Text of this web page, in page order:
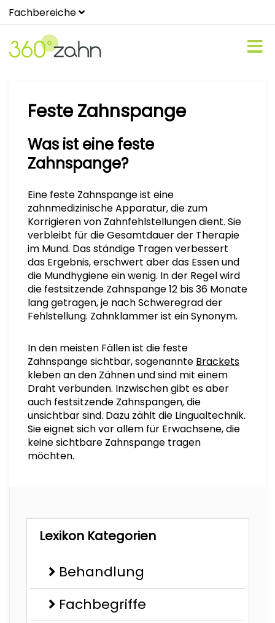
Fachbereiche
Feste Zahnspange
Was ist eine feste
Zahnspange?
Eine feste Zahnspange ist eine
zahnmedizinische Apparatur, die zum
Korrigieren von Zahnfehlstellungen dient. Sie
verbleibt für die Gesamtdauer der Therapie
im Mund. Das ständige Tragen verbessert
das Ergebnis, erschwert aber das Essen und
die Mundhygiene ein wenig. In der Regel wird
die festsitzende Zahnspange 12 bis 36 Monate
lang getragen, je nach Schweregrad der
Fehlstellung. Zahnklammer ist ein Synonym.
In den meisten Fällen ist die feste
Zahnspange sichtbar, sogenannte Brackets
kleben an den Zähnen und sind mit einem
Draht verbunden. Inzwischen gibt es aber
auch festsitzende Zahnspangen, die
unsichtbar sind. Dazu zählt die Lingualtechnik.
Sie eignet sich vor allem für Erwachsene, die
keine sichtbare Zahnspange tragen
möchten.
Lexikon Kategorien
Behandlung
Fachbegriffe